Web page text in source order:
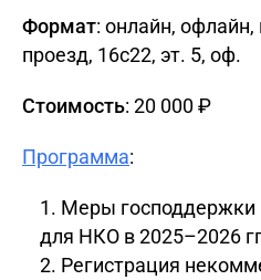
Формат: онлайн,
проезд, 16с22, эт. 5, oф.
Стоимость: 20 000 ₽
Программа:
Меры господдержки
для НКО в 2025–2026
Регистрация